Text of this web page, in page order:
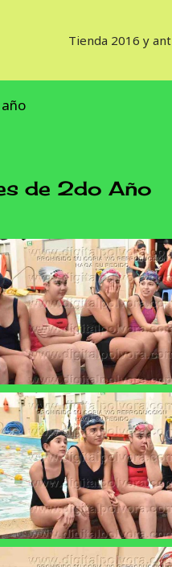
Tienda 2016 y ant
de 2do Año